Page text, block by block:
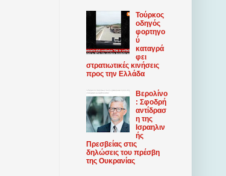
Τούρκος
οδηγός
φορτηγο
ύ
καταγρά
φει
στρατιωτικές κινήσεις
προς την Ελλάδα
Βερολίνο
: Σφοδρή
αντίδρασ
η της
Ισραηλιν
ής
Πρεσβείας στις
δηλώσεις του πρέσβη
της Ουκρανίας